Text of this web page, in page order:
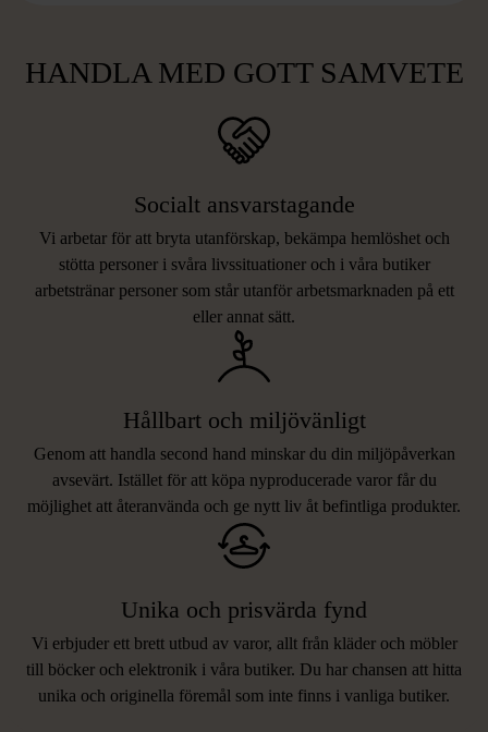
HANDLA MED GOTT SAMVETE
Socialt ansvarstagande
Vi arbetar för att bryta utanförskap, bekämpa hemlöshet och
stötta personer i svåra livssituationer och i våra butiker
arbetstränar personer som står utanför arbetsmarknaden på ett
eller annat sätt.
Hållbart och miljövänligt
Genom att handla second hand minskar du din miljöpåverkan
avsevärt. Istället för att köpa nyproducerade varor får du
möjlighet att återanvända och ge nytt liv åt befintliga produkter.
Unika och prisvärda fynd
Vi erbjuder ett brett utbud av varor, allt från kläder och möbler
till böcker och elektronik i våra butiker. Du har chansen att hitta
unika och originella föremål som inte finns i vanliga butiker.
LIKNANDE PRODUKTER
Hitta produkter som påminner om denna